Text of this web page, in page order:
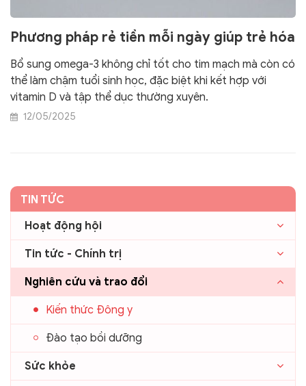
Phương pháp rẻ tiền mỗi ngày giúp trẻ hóa
Bổ sung omega-3 không chỉ tốt cho tim mạch mà còn có
thể làm chậm tuổi sinh học, đặc biệt khi kết hợp với
vitamin D và tập thể dục thường xuyên.
12/05/2025
TIN TỨC
Hoạt động hội
Tin tức - Chính trị
Nghiên cứu và trao đổi
Kiến thức Đông y
Đào tạo bồi dưỡng
Sức khỏe